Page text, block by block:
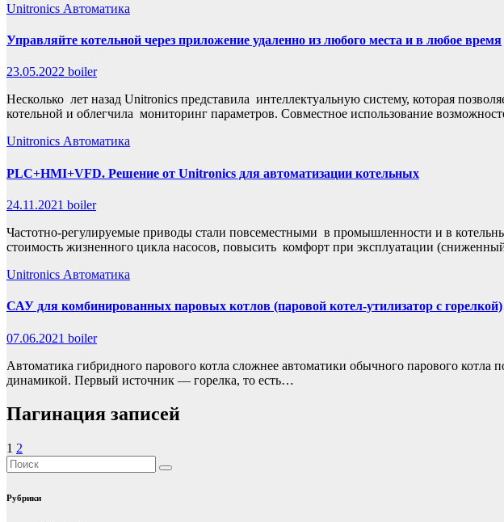
Unitronics Автоматика
Управляйте котельной через приложение удаленно из любого места и в любое время
23.05.2022 boiler
Несколько лет назад Unitronics представила интеллектуальную систему, которая
котельной и облегчила мониторинг параметров. Совместное использование
Unitronics Автоматика
PLC+HMI+VFD. Решение от Unitronics для автоматизации котельных
24.11.2021 boiler
Частотно-регулируемые приводы стали повсеместными в промышленности и в
стоимость жизненного цикла насосов, повысить комфорт при эксплуатации
Unitronics Автоматика
САУ для комбинированных паровых котлов (паровой котел-утилизатор с горелкой)
07.06.2021 boiler
Автоматика гибридного парового котла сложнее автоматики обычного парового
динамикой. Первый источник — горелка, то есть…
Пагинация записей
1 2
Рубрики